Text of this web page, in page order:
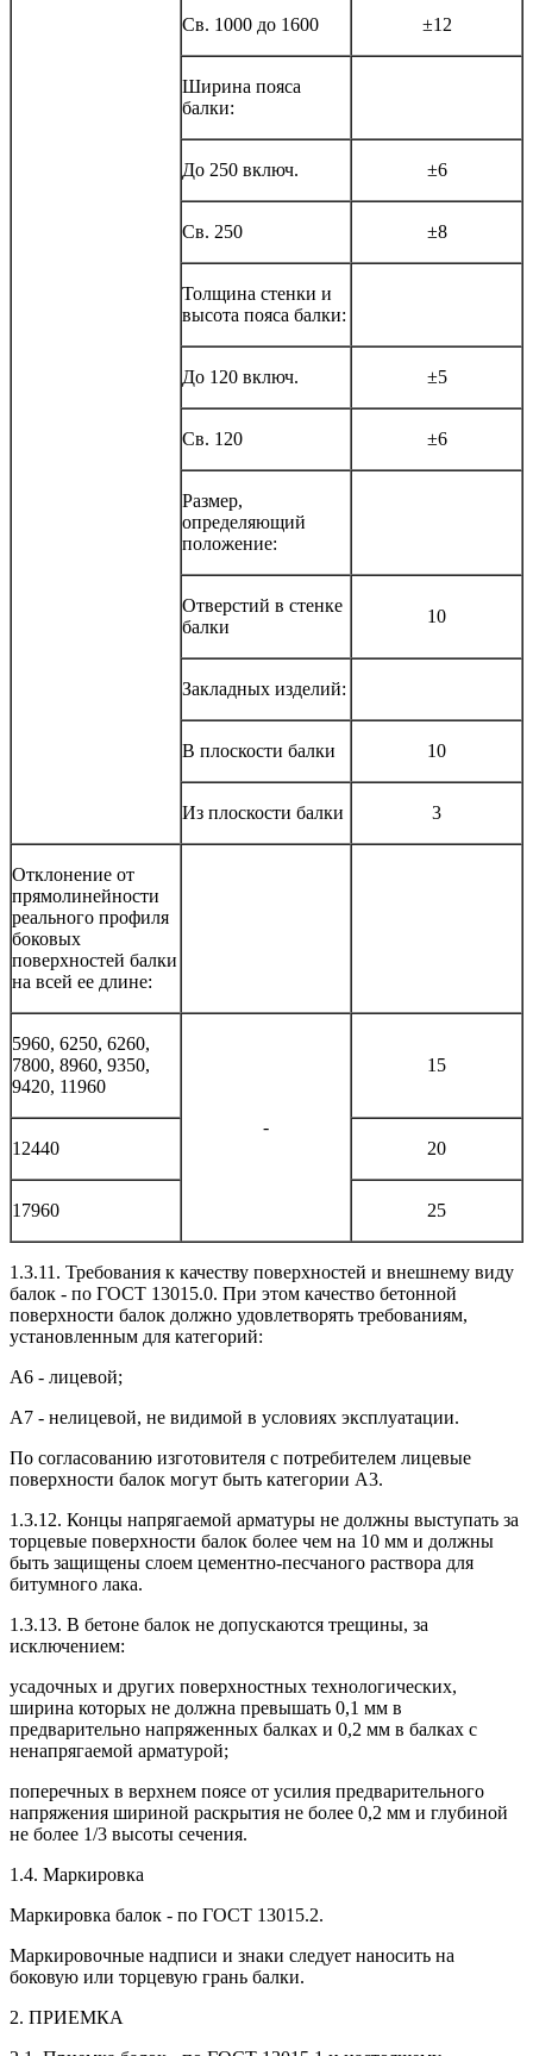
Св. 1000 до 1600 ±12
Ширина пояса
балки:
До 250 включ. ±6
Св. 250 ±8
Толщина стенки и
высота пояса балки:
До 120 включ. ±5
Св. 120 ±6
Размер,
определяющий
положение:
Отверстий в стенке
балки
10
Закладных изделий:
В плоскости балки 10
Из плоскости балки 3
Отклонение от
прямолинейности
реального профиля
боковых
поверхностей балки
на всей ее длине:
5960, 6250, 6260,
7800, 8960, 9350,
9420, 11960
-
15
12440 20
17960 25
1.3.11. Требования к качеству поверхностей и внешнему виду
балок - по ГОСТ 13015.0. При этом качество бетонной
поверхности балок должно удовлетворять требованиям,
установленным для категорий:
A6 - лицевой;
A7 - нелицевой, не видимой в условиях эксплуатации.
По согласованию изготовителя с потребителем лицевые
поверхности балок могут быть категории A3.
1.3.12. Концы напрягаемой арматуры не должны выступать за
торцевые поверхности балок более чем на 10 мм и должны
быть защищены слоем цементно-песчаного раствора для
битумного лака.
1.3.13. В бетоне балок не допускаются трещины, за
исключением:
усадочных и других поверхностных технологических,
ширина которых не должна превышать 0,1 мм в
предварительно напряженных балках и 0,2 мм в балках с
ненапрягаемой арматурой;
поперечных в верхнем поясе от усилия предварительного
напряжения шириной раскрытия не более 0,2 мм и глубиной
не более 1/3 высоты сечения.
1.4. Маркировка
Маркировка балок - по ГОСТ 13015.2.
Маркировочные надписи и знаки следует наносить на
боковую или торцевую грань балки.
2. ПРИЕМКА